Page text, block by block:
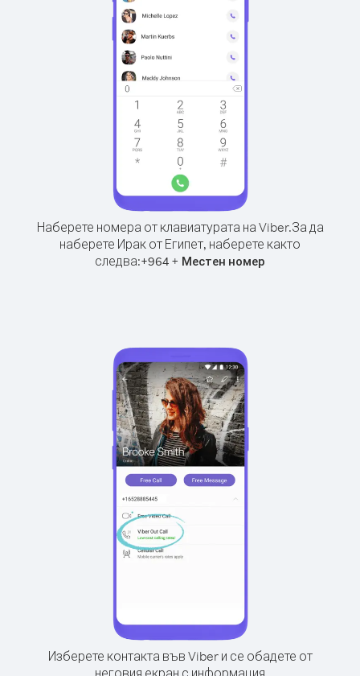
Наберете номера от клавиатурата на Viber.За да
наберете Ирак от Египет, наберете както
следва:+964 + Местен номер
Изберете контакта във Viber и се обадете от
неговия екран с информация